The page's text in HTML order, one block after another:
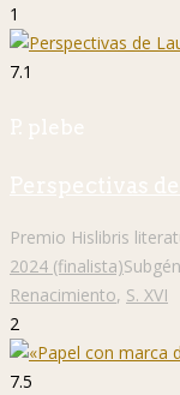
1
7.1
P. plebe
Perspectivas
Premio Hislibris
2024 (finalista)
Renacimiento, S. XVI
2
7.5